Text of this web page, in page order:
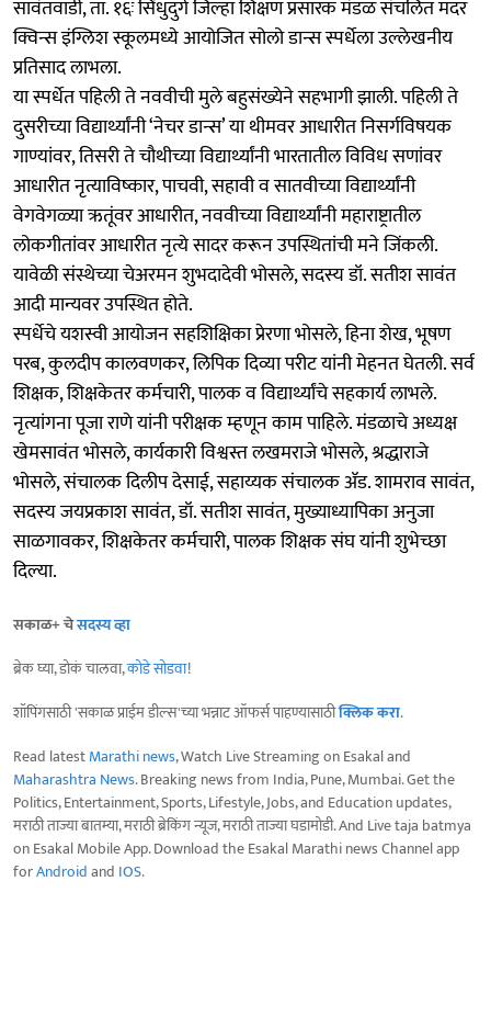
सावंतवाडी, ता. १६ः सिंधुदुर्ग जिल्हा शिक्षण प्रसारक मंडळ संचलित मदर
क्विन्स इंग्लिश स्कूलमध्ये आयोजित सोलो डान्स स्पर्धेला उल्लेखनीय
प्रतिसाद लाभला.
या स्पर्धेत पहिली ते नववीची मुले बहुसंख्येने सहभागी झाली. पहिली ते
दुसरीच्या विद्यार्थ्यांनी ‘नेचर डान्स’ या थीमवर आधारीत निसर्गविषयक
गाण्यांवर, तिसरी ते चौथीच्या विद्यार्थ्यांनी भारतातील विविध सणांवर
आधारीत नृत्याविष्कार, पाचवी, सहावी व सातवीच्या विद्यार्थ्यांनी
वेगवेगळ्या ऋतूंवर आधारीत, नववीच्या विद्यार्थ्यांनी महाराष्ट्रातील
लोकगीतांवर आधारीत नृत्ये सादर करून उपस्थितांची मने जिंकली.
यावेळी संस्थेच्या चेअरमन शुभदादेवी भोसले, सदस्य डॉ. सतीश सावंत
आदी मान्यवर उपस्थित होते.
स्पर्धेचे यशस्वी आयोजन सहशिक्षिका प्रेरणा भोसले, हिना शेख, भूषण
परब, कुलदीप कालवणकर, लिपिक दिव्या परीट यांनी मेहनत घेतली. सर्व
शिक्षक, शिक्षकेतर कर्मचारी, पालक व विद्यार्थ्यांचे सहकार्य लाभले.
नृत्यांगना पूजा राणे यांनी परीक्षक म्हणून काम पाहिले. मंडळाचे अध्यक्ष
खेमसावंत भोसले, कार्यकारी विश्वस्त लखमराजे भोसले, श्रद्धाराजे
भोसले, संचालक दिलीप देसाई, सहाय्यक संचालक ॲड. शामराव सावंत,
सदस्य जयप्रकाश सावंत, डॉ. सतीश सावंत, मुख्याध्यापिका अनुजा
साळगावकर, शिक्षकेतर कर्मचारी, पालक शिक्षक संघ यांनी शुभेच्छा
दिल्या.
सकाळ+ चेसदस्य व्हा
ब्रेक घ्या, डोकं चालवा,कोडे सोडवा!
शॉपिंगसाठी 'सकाळ प्राईम डील्स'च्या भन्नाट ऑफर्स पाहण्यासाठीक्लिक करा.
Read latestMarathi news, Watch Live Streaming on Esakal and
Maharashtra News. Breaking news from India, Pune, Mumbai. Get the
Politics, Entertainment, Sports, Lifestyle, Jobs, and Education updates,
मराठी ताज्या बातम्या, मराठी ब्रेकिंग न्यूज, मराठी ताज्या घडामोडी. And Live taja batmya
on Esakal Mobile App. Download the Esakal Marathi news Channel app
forAndroidand IOS.